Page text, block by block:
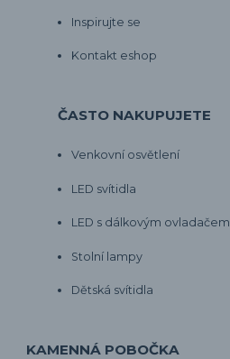
Inspirujte se
Kontakt eshop
ČASTO NAKUPUJETE
Venkovní osvětlení
LED svítidla
LED s dálkovým ovladačem
Stolní lampy
Dětská svítidla
KAMENNÁ POBOČKA